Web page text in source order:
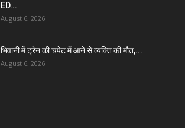
ED...
August 6, 2026
भिवानी में ट्रेन की चपेट में आने से व्यक्ति की मौत,...
August 6, 2026